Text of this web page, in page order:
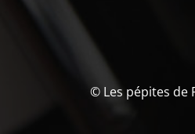
© Les pépites de